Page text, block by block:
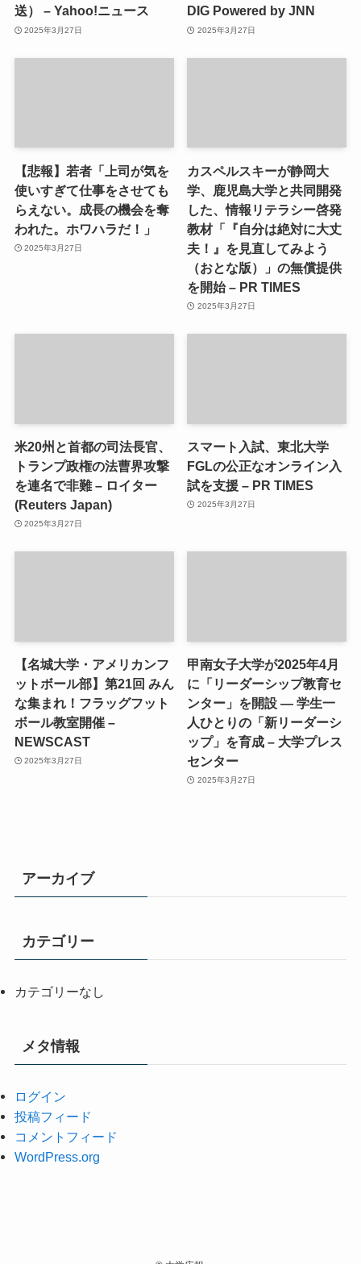
送） – Yahoo!ニュース
2025年3月27日
DIG Powered by JNN
2025年3月27日
【悲報】若者「上司が気を
使いすぎて仕事をさせても
らえない。成長の機会を奪
われた。ホワハラだ！」
2025年3月27日
カスペルスキーが静岡大
学、鹿児島大学と共同開発
した、情報リテラシー啓発
教材「『自分は絶対に大丈
夫！』を見直してみよう
（おとな版）」の無償提供
を開始 – PR TIMES
2025年3月27日
米20州と首都の司法長官、
トランプ政権の法曹界攻撃
を連名で非難 – ロイター
(Reuters Japan)
2025年3月27日
スマート入試、東北大学
FGLの公正なオンライン入
試を支援 – PR TIMES
2025年3月27日
【名城大学・アメリカンフ
ットボール部】第21回 みん
な集まれ！フラッグフット
ボール教室開催 –
NEWSCAST
2025年3月27日
甲南女子大学が2025年4月
に「リーダーシップ教育セ
ンター」を開設 ― 学生一
人ひとりの「新リーダーシ
ップ」を育成 – 大学プレス
センター
2025年3月27日
アーカイブ
カテゴリー
カテゴリーなし
メタ情報
ログイン
投稿フィード
コメントフィード
WordPress.org